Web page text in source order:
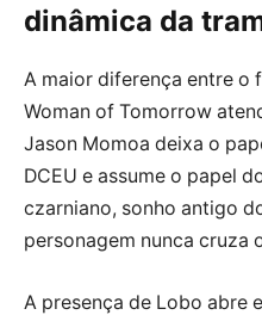
dinâmica da
A maior diferença entre o
Woman of Tomorrow
Jason Momoa deixa o
DCEU e assume o papel
czarniano, sonho antigo
personagem nunca cruza
A presença de Lobo abre